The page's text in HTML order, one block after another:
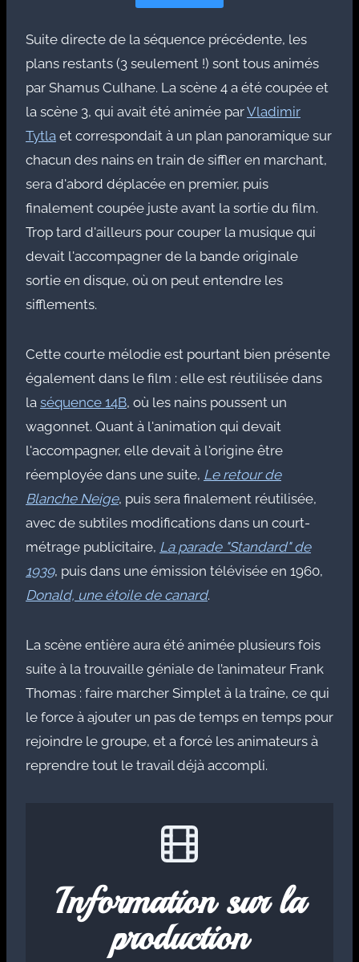
Suite directe de la séquence précédente, les
plans restants (3 seulement !) sont tous animés
par Shamus Culhane. La scène 4 a été coupée et
la scène 3, qui avait été animée parVladimir
Tytla et correspondait à un plan panoramique sur
chacun des nains en train de siffler en marchant,
sera d'abord déplacée en premier, puis
finalement coupée juste avant la sortie du film.
Trop tard d'ailleurs pour couper la musique qui
devait l'accompagner de la bande originale
sortie en disque, où on peut entendre les
sifflements.
Cette courte mélodie est pourtant bien présente
également dans le film : elle est réutilisée dans
la séquence 14B, où les nains poussent un
wagonnet. Quant à l'animation qui devait
l'accompagner, elle devait à l'origine être
réemployée dans une suite, Le retour de
Blanche Neige, puis sera finalement réutilisée,
avec de subtiles modifications dans un court-
métrage publicitaire, La parade "Standard" de
1939, puis dans une émission télévisée en 1960,
Donald, une étoile de canard.
La scène entière aura été animée plusieurs fois
suite à la trouvaille géniale de l’animateur Frank
Thomas : faire marcher Simplet à la traîne, ce qui
le force à ajouter un pas de temps en temps pour
rejoindre le groupe, et a forcé les animateurs à
reprendre tout le travail déjà accompli.
Information sur la
production